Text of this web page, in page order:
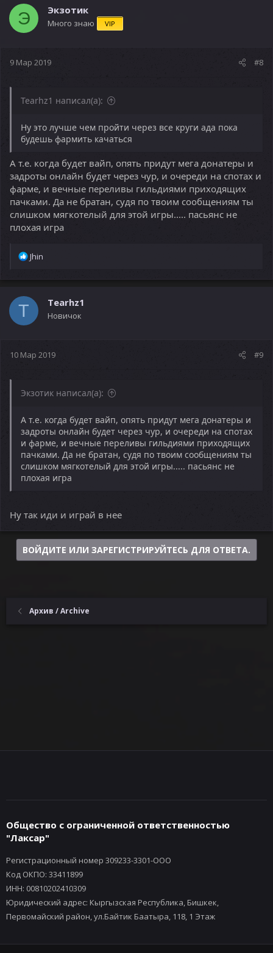
Э Экзотик
Много знаю VIP
9 Мар 2019 #8
Tearhz1 написал(а):
Ну это лучше чем пройти через все круги ада пока
будешь фармить качаться
А т.е. когда будет вайп, опять придут мега донатеры и
задроты онлайн будет через чур, и очереди на спотах и
фарме, и вечные переливы гильдиями приходящих
пачками. Да не братан, судя по твоим сообщениям ты
слишком мягкотелый для этой игры..... пасьянс не
плохая игра
Р
а
ц
и
Jhin
T Tearhz1
Новичок
10 Мар 2019 #9
Экзотик написал(а):
А т.е. когда будет вайп, опять придут мега донатеры и
задроты онлайн будет через чур, и очереди на спотах
и фарме, и вечные переливы гильдиями приходящих
пачками. Да не братан, судя по твоим сообщениям ты
слишком мягкотелый для этой игры..... пасьянс не
плохая игра
Ну так иди и играй в нее
ВОЙДИТЕ ИЛИ ЗАРЕГИСТРИРУЙТЕСЬ ДЛЯ ОТВЕТА.
Архив / Archive
Общество с ограниченной ответственностью
"Лаксар"
Регистрационный номер 309233-3301-ООО
Код ОКПО: 33411899
ИНН: 00810202410309
Юридический адрес: Кыргызская Республика, Бишкек,
Первомайский район, ул.Байтик Баатыра, 118, 1 Этаж